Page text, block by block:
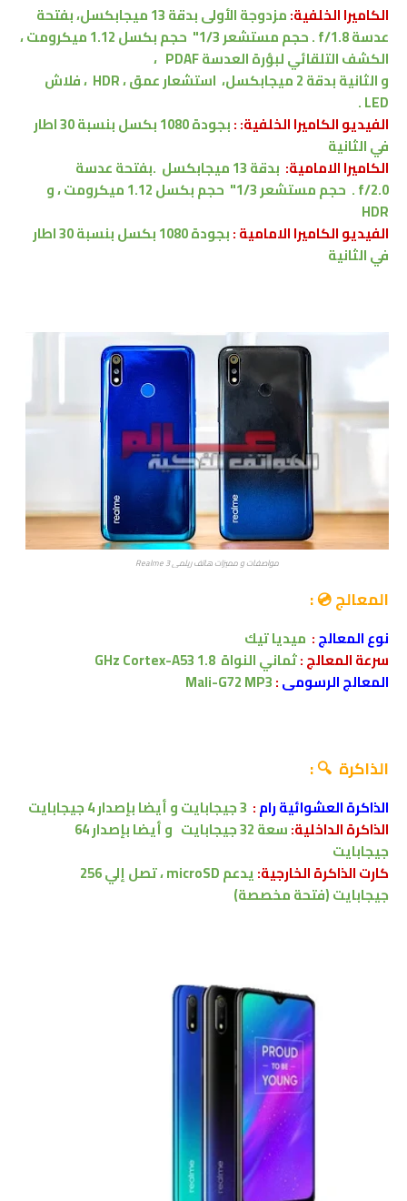
الكاميرا الخلفية:
مزدوجة الأولى بدقة 13 ميجابكسل، بفتحة
عدسة f/1.8
.حجم مستشعر 1/3" حجم بكسل 1.12 ميكرومت
،
الكشف التلقائي لبؤرة العدسةPDAF ،
والثانيةبدقة 2 ميجابكسل، استشعار عمق، HDR
، فلاش
LED .
الفيديو الكاميرا الخلفية: :
بجودة 1080 بكسل بنسبة 30 اطار
في الثانية
الكاميرا الامامية: بدقة 13 ميجابكسل .بفتحة عدسة
f/2.0
. حجم مستشعر 1/3" حجم بكسل 1.12 ميكرومت ،و
HDR
الفيديو الكاميراالامامية:
بجودة 1080 بكسل بنسبة 30 اطار
في الثانية
مواصفات و مميزات هاتف ريلمي Realme 3
المعالج 💿 :
نوع المعالج: ميديا تيك
سرعة المعالج :ثماني النواة 1.8 GHz Cortex-A53
المعالج الرسومى:
Mali-G72 MP3
الذاكرة 🔍 :
الذاكرة العشوائية رام: 3 جيجابايت
و أيضا بإصدار 4 جيجابايت
الذاكرة الداخلية:سعة 32 جيجابايت
و أيضا بإصدار 64
جيجابايت
كارت الذاكرة الخارجية:يدعمmicroSD ، تصل إلي256
جيجابايت(فتحة مخصصة)